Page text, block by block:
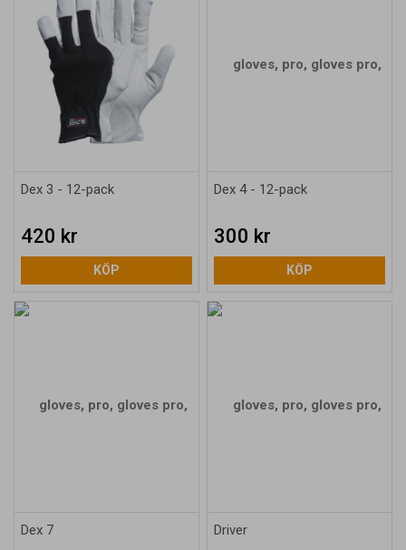
Dex 3 - 12-pack
420 kr
KÖP
Dex 4 - 12-pack
300 kr
KÖP
Dex 7 Driver